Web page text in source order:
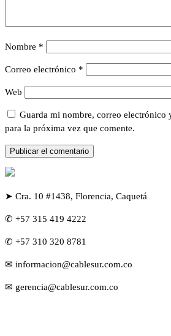
Nombre *
Correo electrónico *
Web
Guarda mi nombre, correo electrónico
para la próxima vez que comente.
➤ Cra. 10 #1438, Florencia, Caquetá
✆ +57 315 419 4222
✆ +57 310 320 8781
✉ informacion@cablesur.com.co
✉ gerencia@cablesur.com.co